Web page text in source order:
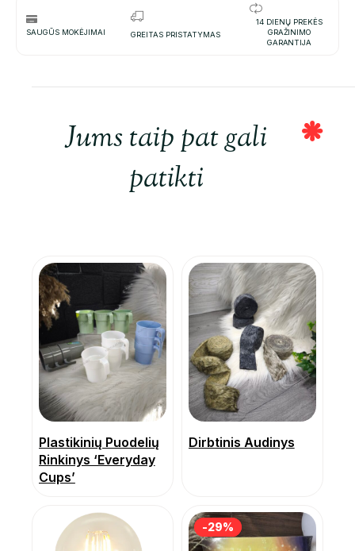
SAUGŪS MOKĖJIMAI GREITAS PRISTATYMAS
14 DIENŲ PREKĖS
GRAŽINIMO
GARANTIJA
Jums taip pat gali
patikti
Plastikinių Puodelių
Rinkinys ‘Everyday
Cups’
Dirbtinis Audinys
-29%
-29%